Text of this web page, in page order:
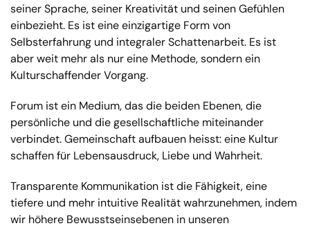
seiner Sprache, seiner Kreativität und seinen Gefühlen
einbezieht. Es ist eine einzigartige Form von
Selbsterfahrung und integraler Schattenarbeit. Es ist
aber weit mehr als nur eine Methode, sondern ein
Kulturschaffender Vorgang.
Forum ist ein Medium, das die beiden Ebenen, die
persönliche und die gesellschaftliche miteinander
verbindet. Gemeinschaft aufbauen heisst: eine Kultur
schaffen für Lebensausdruck, Liebe und Wahrheit.
Transparente Kommunikation ist die Fähigkeit, eine
tiefere und mehr intuitive Realität wahrzunehmen, indem
wir höhere Bewusstseinsebenen in unseren